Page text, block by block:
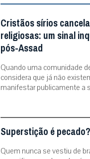
Cristãos sírios
religiosas: um sinal
pós-Assad
Quando uma comunidade
considera que já não
manifestar publicamente a
Superstição é pecado?
Quem nunca se vestiu de